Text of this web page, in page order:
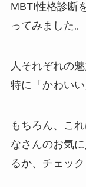
MBTI性格診断
ってみました。
人それぞれの
特に「かわい
もちろん、こ
なさんのお気
るか、チェッ